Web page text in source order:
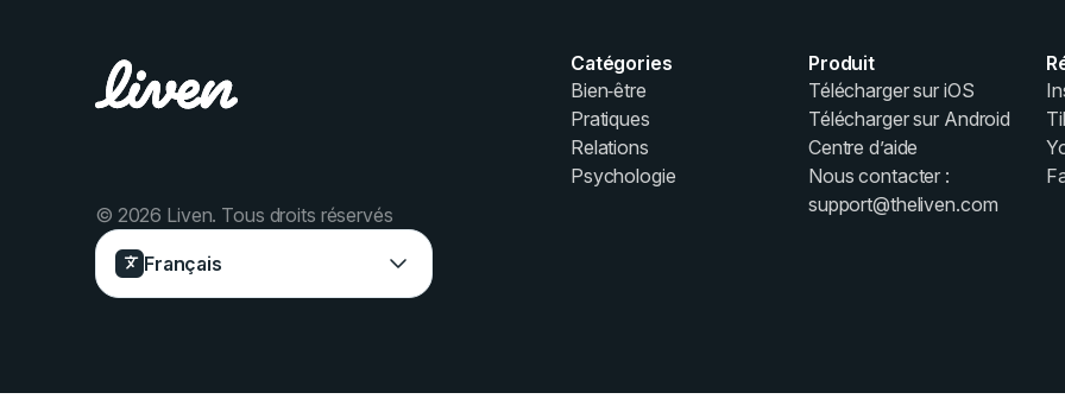
Catégories
Bien‑être
Pratiques
Relations
Psychologie
Produit
Télécharger sur iOS
Télécharger sur Android
Centre d’aide
Nous contacter :
support@theliven.com
© 2026 Liven. Tous droits réservés
Français